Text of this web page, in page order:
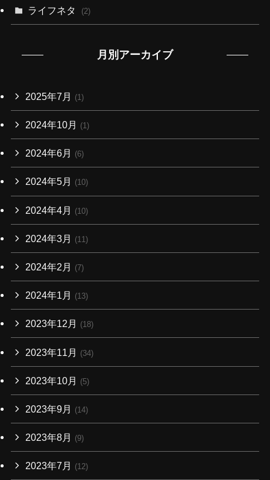
ライフネタ (2)
月別アーカイブ
2025年7月 (1)
2024年10月 (1)
2024年6月 (6)
2024年5月 (10)
2024年4月 (10)
2024年3月 (11)
2024年2月 (7)
2024年1月 (13)
2023年12月 (18)
2023年11月 (34)
2023年10月 (5)
2023年9月 (14)
2023年8月 (9)
2023年7月 (12)